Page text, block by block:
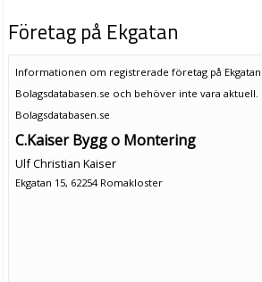
Företag på Ekgatan
Informationen om registrerade företag på
Bolagsdatabasen.se och behöver inte vara
Bolagsdatabasen.se
C.Kaiser Bygg o Montering
Ulf Christian Kaiser
Ekgatan 15, 62254 Romakloster